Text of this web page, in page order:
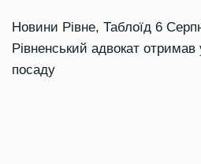
Новини Рівне, Таблоїд 6
Рівненський адвокат отримав
посаду